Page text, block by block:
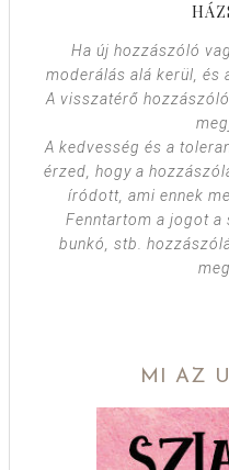
Ha új hozzászóló
moderálás alá kerül, és
A visszatérő
A kedvesség és a
érzed, hogy a
íródott, ami ennek
Fenntartom a jogot a
bunkó, stb.
MI AZ